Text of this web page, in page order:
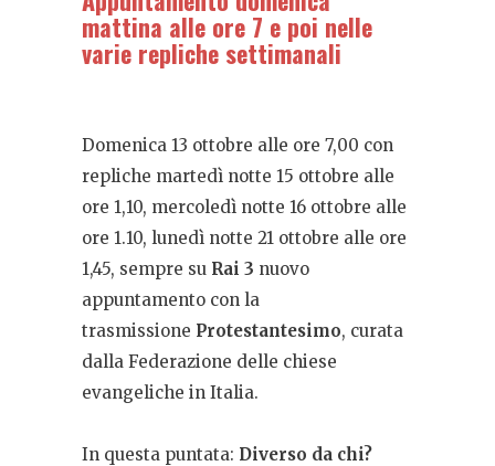
mattina alle ore 7 e poi nelle
varie repliche settimanali
Domenica 13 ottobre alle ore 7,00 con
repliche martedì notte 15 ottobre alle
ore 1,10, mercoledì notte 16 ottobre alle
ore 1.10, lunedì notte 21 ottobre alle ore
1,45, sempre su Rai 3 nuovo
appuntamento con la
trasmissione Protestantesimo, curata
dalla Federazione delle chiese
evangeliche in Italia.
In questa puntata: Diverso da chi?